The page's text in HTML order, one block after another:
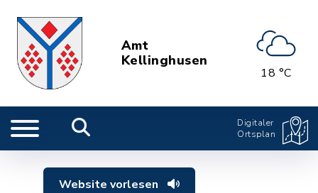
Amt
Kellinghusen
18 °C
Digitaler
Ortsplan
Website vorlesen